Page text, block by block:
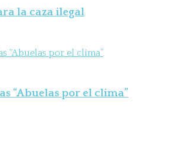
la caza ilegal
“Abuelas por el clima”